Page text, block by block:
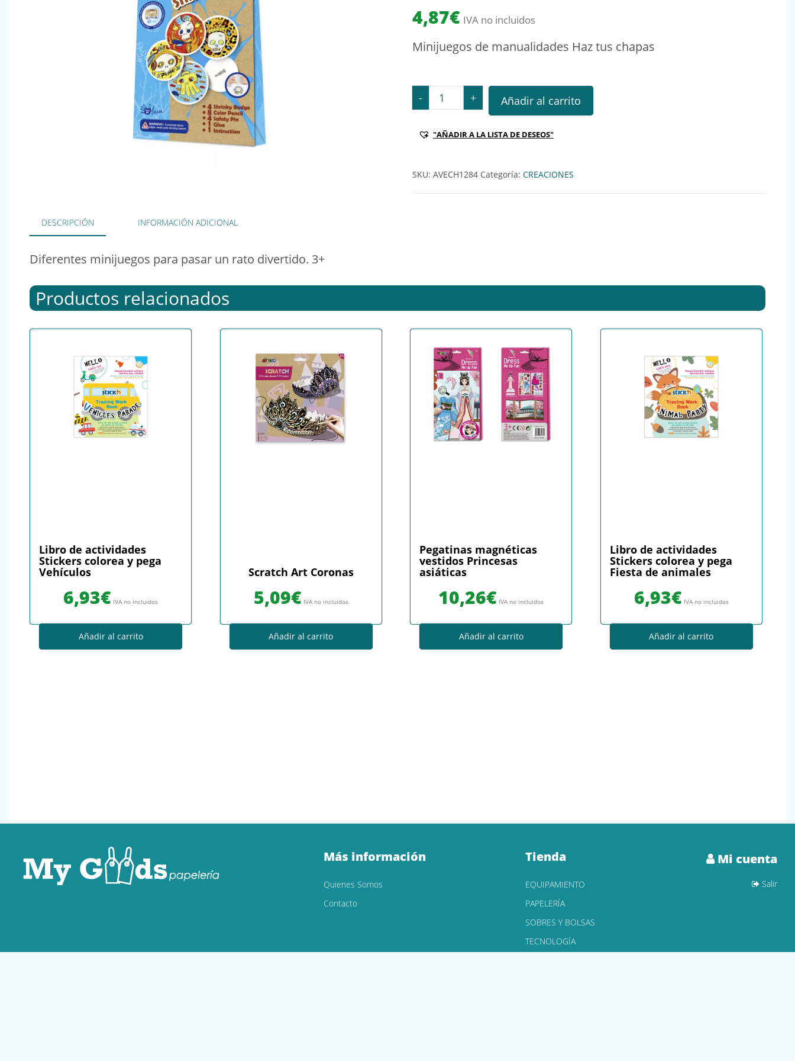
4,87€ IVA no incluidos
Minijuegos de manualidades Haz tus chapas
- Minijuegos de manualidades Haz tus chapas cantidad
+ Añadir al carrito
"AÑADIR A LA LISTA DE DESEOS"
SKU: AVECH1284 Categoría: CREACIONES
DESCRIPCIÓN INFORMACIÓN ADICIONAL
Diferentes minijuegos para pasar un rato divertido. 3+
Productos relacionados
Libro de actividades
Stickers colorea y pega
Vehículos
6,93€ IVA no incluidos
Añadir al carrito
Scratch Art Coronas
5,09€ IVA no incluidos
Añadir al carrito
Pegatinas magnéticas
vestidos Princesas
asiáticas
10,26€ IVA no incluidos
Añadir al carrito
Libro de actividades
Stickers colorea y pega
Fiesta de animales
6,93€ IVA no incluidos
Añadir al carrito
Más información
Quienes Somos
Contacto
Tienda
EQUIPAMIENTO
PAPELERÍA
SOBRES Y BOLSAS
TECNOLOGÍA
Mi cuenta
Salir